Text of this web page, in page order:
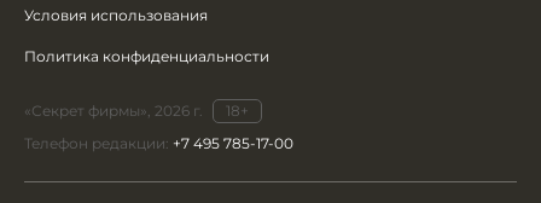
Условия использования
Политика конфиденциальности
«Секрет фирмы», 2026 г.
18+
Телефон редакции: +7 495 785-17-00